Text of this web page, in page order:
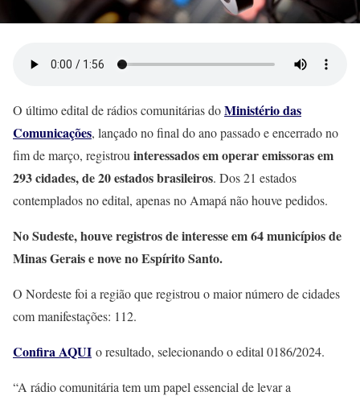
O último edital de rádios comunitárias doMinistério das
Comunicações, lançado no final do ano passado e encerrado no
fim de março, registrou interessados em operar emissoras em
293 cidades, de 20 estados brasileiros. Dos 21 estados
contemplados no edital, apenas no Amapá não houve pedidos.
No Sudeste, houve registros de interesse em 64 municípios de
Minas Gerais e nove no Espírito Santo.
O Nordeste foi a região que registrou o maior número de cidades
com manifestações: 112.
Confira AQUI o resultado, selecionando o edital 0186/2024.
“A rádio comunitária tem um papel essencial de levar a